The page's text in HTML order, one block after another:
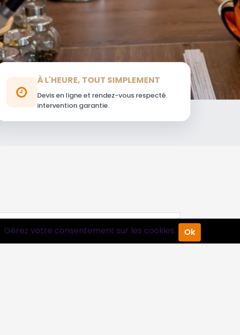
À L'HEURE, TOUT SIMPLEMENT
Devis en ligne et rendez-vous respecté.
intervention garantie.
Gérez votre consentement sur les cookies. Ok